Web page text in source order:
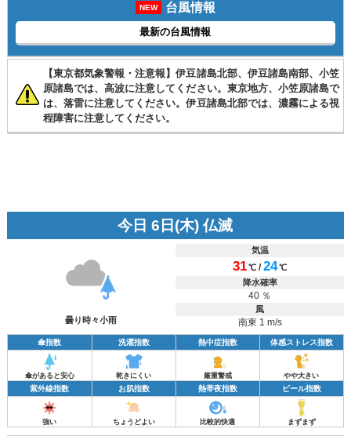
NEW 台風情報
最新の台風情報
【東京都気象警報・注意報】伊豆諸島北部、伊豆諸島南部、小笠
原諸島では、高波に注意してください。東京地方、小笠原諸島で
は、落雷に注意してください。伊豆諸島北部では、濃霧による視
程障害に注意してください。
今日 6日(木) 仏滅
曇り時々小雨
気温
31℃ /24℃
降水確率
40 ％
風
南東 1 m/s
傘指数 洗濯指数 熱中症指数 体感ストレス指数
傘があると安心 乾きにくい 厳重警戒 やや大きい
紫外線指数 お肌指数 熱帯夜指数 ビール指数
強い ちょうどよい 比較的快適 まずまず